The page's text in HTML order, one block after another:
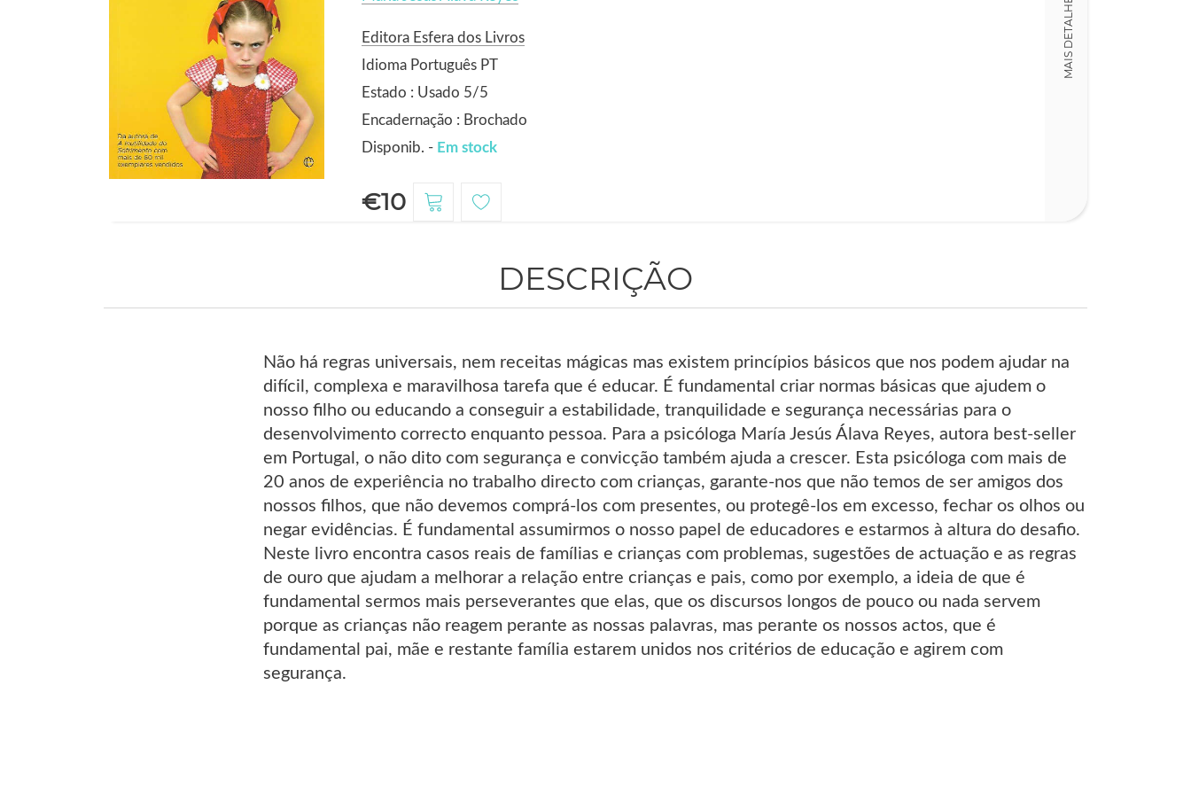
Editora Esfera dos Livros
Idioma Português PT
Estado : Usado 5/5
Encadernação : Brochado
Disponib. - Em stock
€10
MAIS DETALHES
DESCRIÇÃO
Não há regras universais, nem receitas mágicas mas existem princípios básicos que nos podem ajudar na
difícil, complexa e maravilhosa tarefa que é educar. É fundamental criar normas básicas que ajudem o
nosso filho ou educando a conseguir a estabilidade, tranquilidade e segurança necessárias para o
desenvolvimento correcto enquanto pessoa. Para a psicóloga María Jesús Álava Reyes, autora best-seller
em Portugal, o não dito com segurança e convicção também ajuda a crescer. Esta psicóloga com mais de
20 anos de experiência no trabalho directo com crianças, garante-nos que não temos de ser amigos dos
nossos filhos, que não devemos comprá-los com presentes, ou protegê-los em excesso, fechar os olhos ou
negar evidências. É fundamental assumirmos o nosso papel de educadores e estarmos à altura do desafio.
Neste livro encontra casos reais de famílias e crianças com problemas, sugestões de actuação e as regras
de ouro que ajudam a melhorar a relação entre crianças e pais, como por exemplo, a ideia de que é
fundamental sermos mais perseverantes que elas, que os discursos longos de pouco ou nada servem
porque as crianças não reagem perante as nossas palavras, mas perante os nossos actos, que é
fundamental pai, mãe e restante família estarem unidos nos critérios de educação e agirem com
segurança.